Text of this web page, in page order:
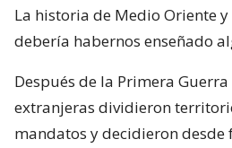
La historia de Medio Oriente
debería habernos enseñado
Después de la Primera
extranjeras dividieron
mandatos y decidieron desde